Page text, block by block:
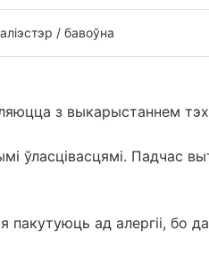
/ бавоўна
з выкарыстаннем
ўласцівасцямі.
пакутуюць ад алергіі,